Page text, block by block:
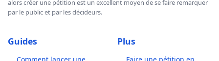
alors créer une pétition est un excellent moyen de se faire remarquer
par le public et par les décideurs.
Guides Plus